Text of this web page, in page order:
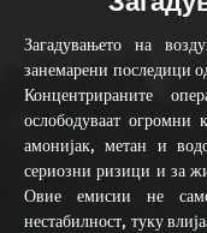
Загадувањето на
занемарени последици
Концентрираните
ослободуваат
амонијак, метан и
сериозни ризици и за
Овие емисии не
нестабилност, туку